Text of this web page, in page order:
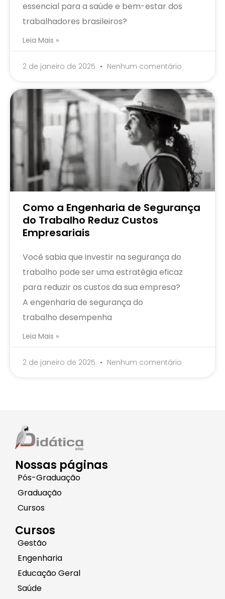
essencial para a saúde e bem-estar dos
trabalhadores brasileiros?
Leia Mais »
2 de janeiro de 2025 Nenhum comentário
Como a Engenharia de Segurança
do Trabalho Reduz Custos
Empresariais
Você sabia que investir na segurança do
trabalho pode ser uma estratégia eficaz
para reduzir os custos da sua empresa?
A engenharia de segurança do
trabalho desempenha
Leia Mais »
2 de janeiro de 2025 Nenhum comentário
Nossas páginas
Pós-Graduação
Graduação
Cursos
Cursos
Gestão
Engenharia
Educação Geral
Saúde